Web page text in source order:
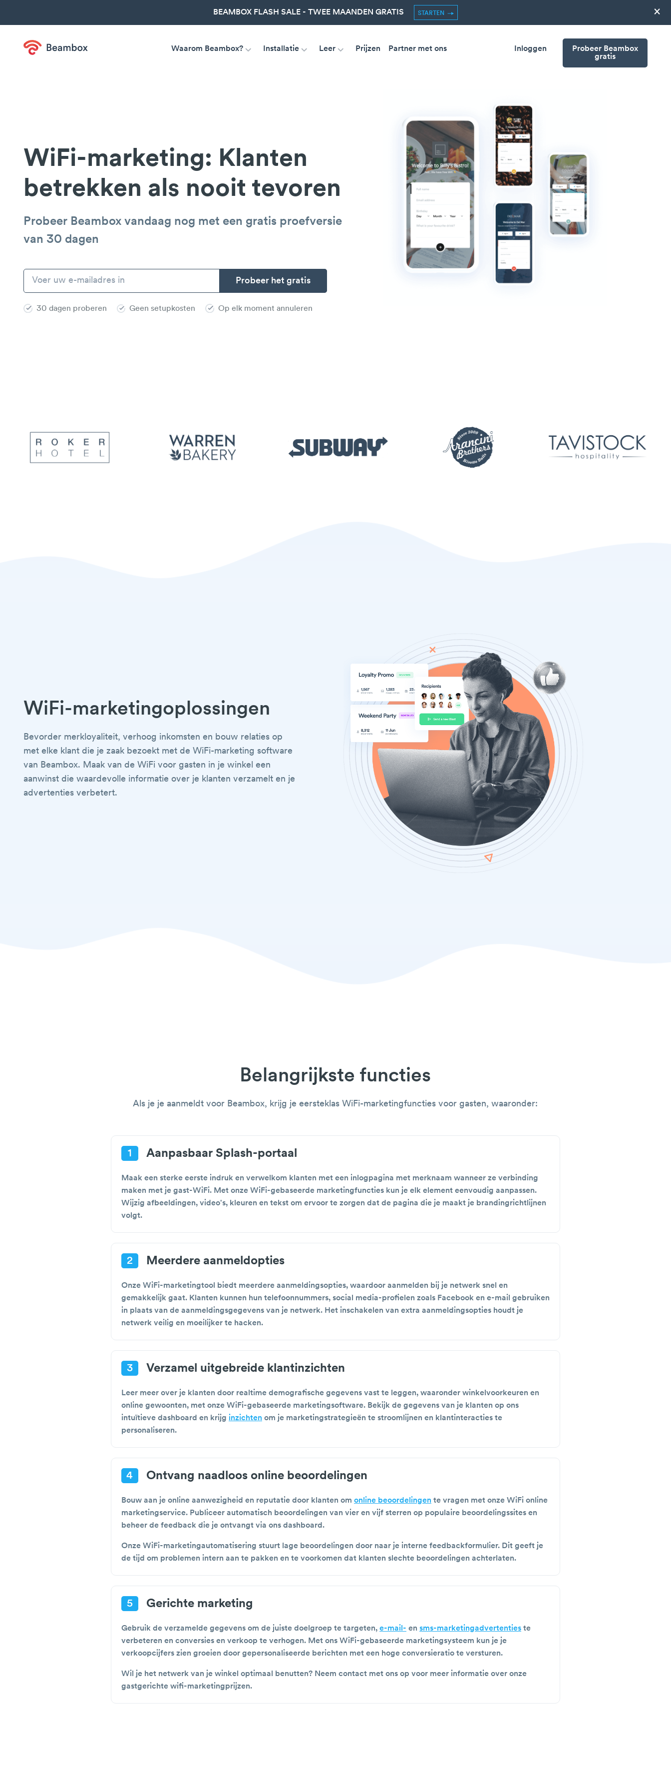
BEAMBOX FLASH SALE - TWEE MAANDEN GRATIS STARTEN ×
Waarom Beambox? Installatie Leer Prijzen Partner met ons
Probeer Beambox
gratis
Inloggen
WiFi-marketing: Klanten
betrekken als nooit tevoren
Probeer Beambox vandaag nog met een gratis proefversie
van 30 dagen
30 dagen proberen Geen setupkosten Op elk moment annuleren
WiFi-marketingoplossingen
Bevorder merkloyaliteit, verhoog inkomsten en bouw relaties op
met elke klant die je zaak bezoekt met de WiFi-marketing software
van Beambox. Maak van de WiFi voor gasten in je winkel een
aanwinst die waardevolle informatie over je klanten verzamelt en je
advertenties verbetert.
Belangrijkste functies
Als je je aanmeldt voor Beambox, krijg je eersteklas WiFi-marketingfuncties voor gasten, waaronder:
1 Aanpasbaar Splash-portaal
Maak een sterke eerste indruk en verwelkom klanten met een inlogpagina met merknaam wanneer ze verbinding
maken met je gast-WiFi. Met onze WiFi-gebaseerde marketingfuncties kun je elk element eenvoudig aanpassen.
Wijzig afbeeldingen, video's, kleuren en tekst om ervoor te zorgen dat de pagina die je maakt je brandingrichtlijnen
volgt.
2 Meerdere aanmeldopties
Onze WiFi-marketingtool biedt meerdere aanmeldingsopties, waardoor aanmelden bij je netwerk snel en
gemakkelijk gaat. Klanten kunnen hun telefoonnummers, social media-profielen zoals Facebook en e-mail gebruiken
in plaats van de aanmeldingsgegevens van je netwerk. Het inschakelen van extra aanmeldingsopties houdt je
netwerk veilig en moeilijker te hacken.
3 Verzamel uitgebreide klantinzichten
Leer meer over je klanten door realtime demografische gegevens vast te leggen, waaronder winkelvoorkeuren en
online gewoonten, met onze WiFi-gebaseerde marketingsoftware. Bekijk de gegevens van je klanten op ons
intuïtieve dashboard en krijg inzichten om je marketingstrategieën te stroomlijnen en klantinteracties te
personaliseren.
4 Ontvang naadloos online beoordelingen
Bouw aan je online aanwezigheid en reputatie door klanten om online beoordelingen te vragen met onze WiFi online
marketingservice. Publiceer automatisch beoordelingen van vier en vijf sterren op populaire beoordelingssites en
beheer de feedback die je ontvangt via ons dashboard.
Onze WiFi-marketingautomatisering stuurt lage beoordelingen door naar je interne feedbackformulier. Dit geeft je
de tijd om problemen intern aan te pakken en te voorkomen dat klanten slechte beoordelingen achterlaten.
5 Gerichte marketing
Gebruik de verzamelde gegevens om de juiste doelgroep te targeten, e-mail- en sms-marketingadvertentieste
verbeteren en conversies en verkoop te verhogen. Met ons WiFi-gebaseerde marketingsysteem kun je je
verkoopcijfers zien groeien door gepersonaliseerde berichten met een hoge conversieratio te versturen.
Wil je het netwerk van je winkel optimaal benutten? Neem contact met ons op voor meer informatie over onze
gastgerichte wifi-marketingprijzen.